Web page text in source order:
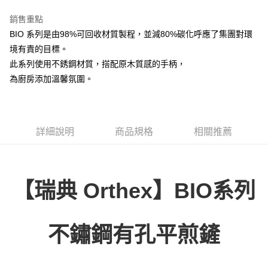
合作金庫商業銀行
華南商業銀行
彰化商業銀行
上海商業儲蓄銀行
國泰世華商業銀行
兆豐國際商業銀行
臺灣中小企業銀行
玉山商業銀行
星展（台灣）商業銀行
台新國際商業銀行
中國信託商業銀行
LINE Pay
Apple Pay
街口支付
每筆NT$150，滿NT$4,000(含以上)免運費
銷售重點
BIO 系列是由98%可回收材質製程，並減80%碳化呼應了集團對環
境有責的目標。
此系列使用不銹鋼材質，搭配原木質感的手柄，
為廚房添加溫馨氛圍。
詳細說明 商品規格 相關推薦
【瑞典 Orthex】BIO系列
不鏽鋼有孔平煎鏟